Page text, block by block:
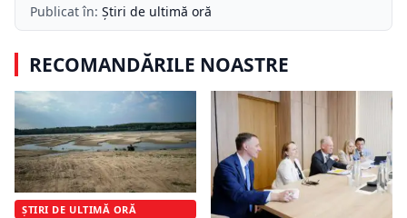
Publicat în: Știri de ultimă oră
RECOMANDĂRILE NOASTRE
ȘTIRI DE ULTIMĂ ORĂ